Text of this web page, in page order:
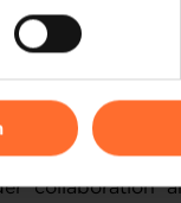
Europe
Trade &
to schedule
collaboration